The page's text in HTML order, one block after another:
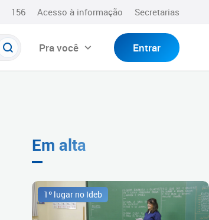
156 Acesso à informação Secretarias
Pra você Entrar
Em alta
1º lugar no Ideb